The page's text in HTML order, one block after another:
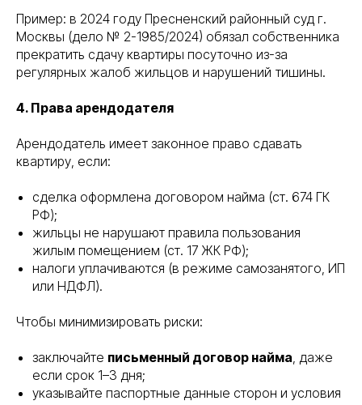
Пример: в 2024 году Пресненский районный суд г.
Москвы (дело № 2-1985/2024) обязал собственника
прекратить сдачу квартиры посуточно из-за
регулярных жалоб жильцов и нарушений тишины.
4. Права арендодателя
Арендодатель имеет законное право сдавать
квартиру, если:
сделка оформлена договором найма (ст. 674 ГК
РФ);
жильцы не нарушают правила пользования
жилым помещением (ст. 17 ЖК РФ);
налоги уплачиваются (в режиме самозанятого, ИП
или НДФЛ).
Чтобы минимизировать риски:
заключайте письменный договор найма, даже
если срок 1–3 дня;
указывайте паспортные данные сторон и условия